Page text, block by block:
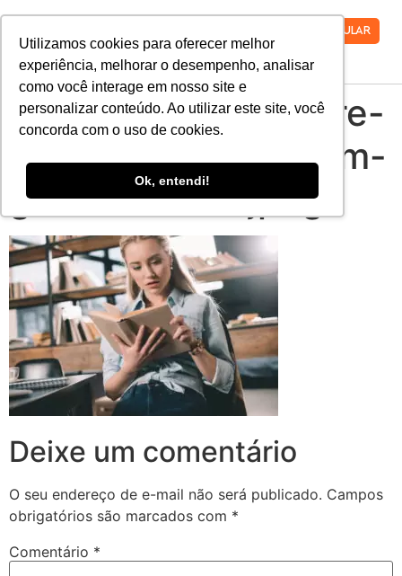
Utilizamos cookies para oferecer melhor
experiência, melhorar o desempenho, analisar
como você interage em nosso site e
personalizar conteúdo. Ao utilizar este site, você
concorda com o uso de cookies.
Ok, entendi!
VESTIBULAR
conheca-mais-sobre-
7-cursos-para-quem-
gostar-de-ler.jpeg
Deixe um comentário
O seu endereço de e-mail não será publicado. Campos
obrigatórios são marcados com *
Comentário *